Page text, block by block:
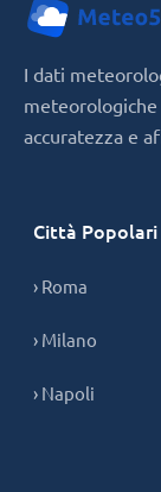
I dati
accuratezza e
Città Popolari
› Roma
› Milano
› Napoli